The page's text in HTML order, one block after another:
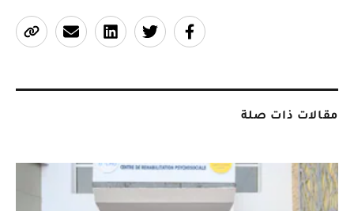
مقالات ذات صلة